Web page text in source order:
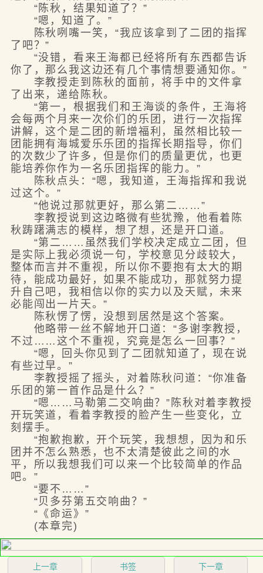
“陈秋，结果知道了？”
“嗯，知道了。”
陈秋咧嘴一笑，“我应该拿到了二团的指挥
了吧？”
“没错，看来王海都已经将所有东西都告诉
你了，那么我这边还有几个事情想要通知你。”
李教授走到陈秋的面前，将手中的文件拿
了出来，递给陈秋。
“第一，根据我们和王海谈的条件，王海将
会每两个月来一次伱们的乐团，进行一次指挥
讲解，这个是二团的新增福利，虽然相比较一
团能拥有海城爱乐乐团的指挥长期指导，你们
的次数少了许多，但是你们的质量更优，也更
能培养你作为一名乐团指挥的能力。”
陈秋点头：“嗯，我知道，王海指挥和我说
过这个。”
“他说过那就更好，那么第二……”
李教授说到这边略微有些犹豫，他看着陈
秋踌躇满志的模样，想了想，还是开口道。
“第二……虽然我们学校决定成立二团，但
是实际上我必须说一句，学校意见分歧较大，
整体而言并不重视，所以你不要抱有太大的期
待，能成功最好，如果不能成功，那就努力提
升自己吧，我相信以你的实力以及天赋，未来
必能闯出一片天。”
陈秋愣了愣，没想到居然是这个答案。
他略带一丝不解地开口道：“多谢李教授，
不过……这个不重视，究竟是怎么一回事？”
“嗯，回头你见到了二团就知道了，现在说
有些过早。”
李教授摇了摇头，对着陈秋问道：“你准备
乐团的第一首作品是什么？”
“嗯……马勒第二交响曲？”陈秋对着李教授
开玩笑道，看着李教授的脸产生一些变化，立
刻摆手。
“抱歉抱歉，开个玩笑，我想想，因为和乐
团并不怎么熟悉，也不太清楚彼此之间的水
平，所以我想我们可以来一个比较简单的作品
吧。”
“要不……”
“贝多芬第五交响曲？”
“《命运》”
(本章完)
上一章 书签 下一章